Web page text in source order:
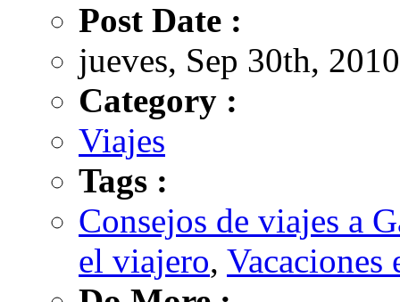
Post Date :
jueves, Sep 30th,
Category :
Viajes
Tags :
Consejos de viajes a
el viajero, Vacaciones